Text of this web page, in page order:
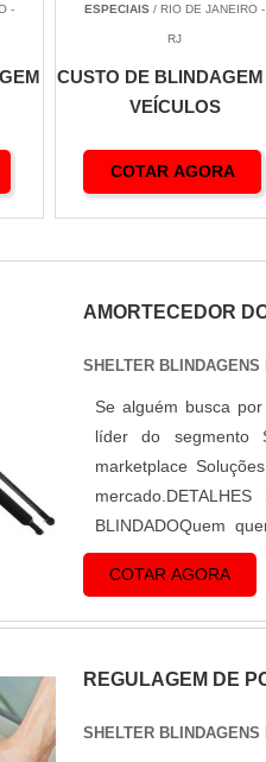
Padrao 0,9 m
Premium 1,2 m
madeira
- ESPECIAIS / RIO DE JANEIRO -
RJ
CUSTO DE
VEÍCULOS
COTAR AGORA
AMORTECEDOR
SHELTER BLINDAGENS
Se alguém busca
líder do segmento
marketplace
BLINDADOQuem
empresa
COTAR AGORA
REGULAGEM DE
SHELTER BLINDAGENS